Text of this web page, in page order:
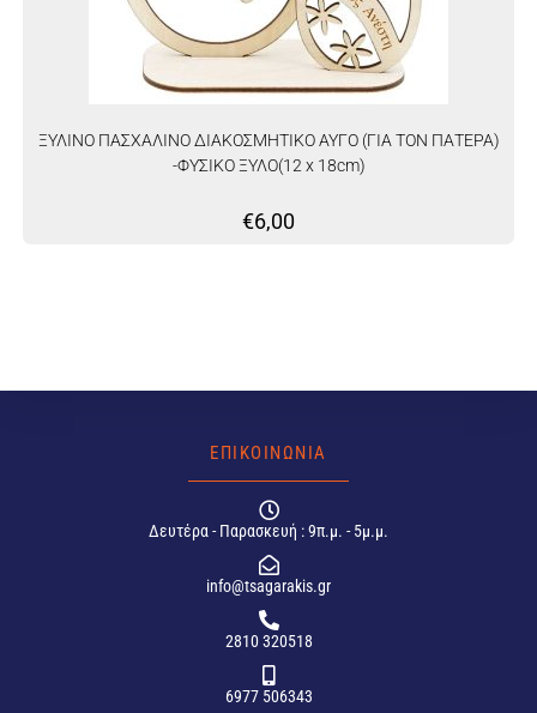
ΞΥΛΙΝΟ ΠΑΣΧΑΛΙΝΟ ΔΙΑΚΟΣΜΗΤΙΚΟ ΑΥΓΟ (ΓΙΑ ΤΟΝ ΠΑΤΕΡΑ)
-ΦΥΣΙΚΟ ΞΥΛΟ(12 x 18cm)
€6,00
ΕΠΙΚΟΙΝΩΝΙΑ
Δευτέρα - Παρασκευή : 9π.μ. - 5μ.μ.
info@tsagarakis.gr
2810 320518
6977 506343